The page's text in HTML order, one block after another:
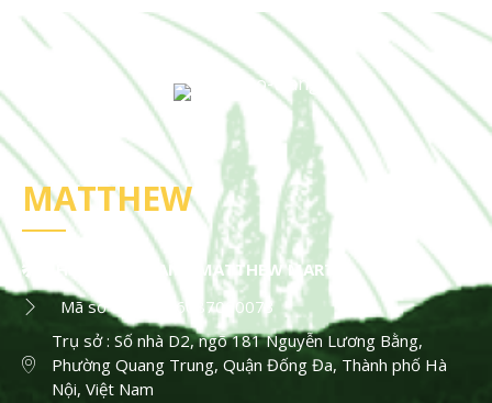
MATTHEW
HỘ KINH DOANH MATTHEW MART
Mã số thuế : 036087000073
Trụ sở : Số nhà D2, ngõ 181 Nguyễn Lương Bằng,
Phường Quang Trung, Quận Đống Đa, Thành phố Hà
Nội, Việt Nam